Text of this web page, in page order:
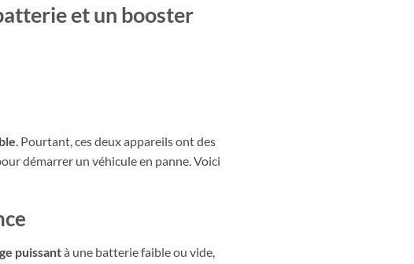
et un booster
. Pourtant, ces deux appareils ont des
démarrer un véhicule en panne. Voici
puissantà une batterie faible ou vide,